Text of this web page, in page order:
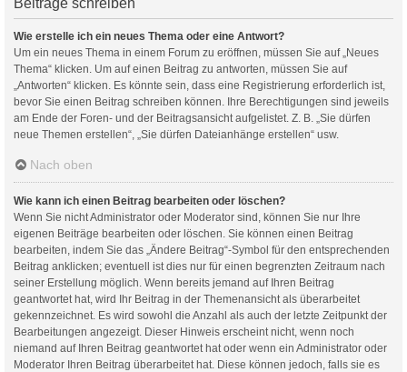
Wie erstelle ich ein neues Thema oder eine Antwort?
Um ein neues Thema in einem Forum zu eröffnen, müssen Sie auf „Neues
Thema“ klicken. Um auf einen Beitrag zu antworten, müssen Sie auf
„Antworten“ klicken. Es könnte sein, dass eine Registrierung erforderlich ist,
bevor Sie einen Beitrag schreiben können. Ihre Berechtigungen sind jeweils
am Ende der Foren- und der Beitragsansicht aufgelistet. Z. B. „Sie dürfen
neue Themen erstellen“, „Sie dürfen Dateianhänge erstellen“ usw.
Nach oben
Wie kann ich einen Beitrag bearbeiten oder löschen?
Wenn Sie nicht Administrator oder Moderator sind, können Sie nur Ihre
eigenen Beiträge bearbeiten oder löschen. Sie können einen Beitrag
bearbeiten, indem Sie das „Ändere Beitrag“-Symbol für den entsprechenden
Beitrag anklicken; eventuell ist dies nur für einen begrenzten Zeitraum nach
seiner Erstellung möglich. Wenn bereits jemand auf Ihren Beitrag
geantwortet hat, wird Ihr Beitrag in der Themenansicht als überarbeitet
gekennzeichnet. Es wird sowohl die Anzahl als auch der letzte Zeitpunkt der
Bearbeitungen angezeigt. Dieser Hinweis erscheint nicht, wenn noch
niemand auf Ihren Beitrag geantwortet hat oder wenn ein Administrator oder
Moderator Ihren Beitrag überarbeitet hat. Diese können jedoch, falls sie es